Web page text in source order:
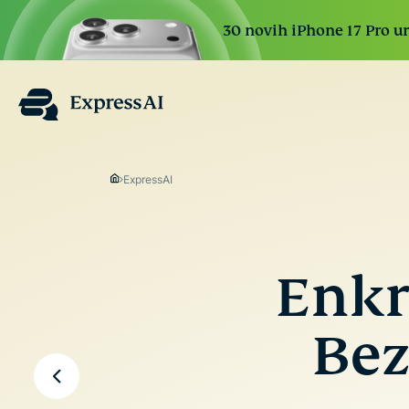
30 novih iPhone 17 Pro
ExpressAI